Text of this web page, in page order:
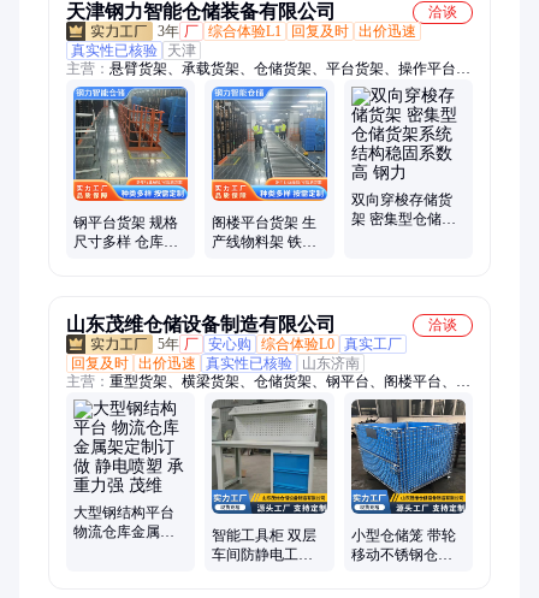
天津钢力智能仓储装备有限公司
洽谈
3年 厂 综合体验L1 回复及时 出价迅速
真实性已核验
天津
主营： 悬臂货架、承载货架、仓储货架、平台货架、操作平台、
阁楼平台式货架、钢制平台、伸缩货架、阁楼货架、层板货架、
钢制托盘、横梁货架、阁楼货物架、阁楼重型货架、阁楼钢制货
架、阁楼堆垛货架、阁楼多层货架、自重轻垂直动线、横梁式重
型货架、重型横梁货架、两向穿梭车货架、四向穿梭车货架、窄
巷道货架、双深位货架、贯通货架
钢平台货架 规格
尺寸多样 仓库货
阁楼平台货架 生
产线物料架 铁路
双向穿梭存储货
架 密集型仓储货
山东茂维仓储设备制造有限公司
洽谈
5年 厂 安心购 综合体验L0 真实工厂
回复及时 出价迅速 真实性已核验
山东济南
主营： 重型货架、横梁货架、仓储货架、钢平台、阁楼平台、仓
库货架、货位货架、中型货架、阁楼货架、贯通货架、立体库货
架、悬臂货架、穿梭车货架、工作台、钳工工作台、防静电工作
台、重型工作台、托盘、钢托盘、镀锌钢托盘、仓储笼、巧固
架、堆垛架、重型仓储笼、重型工具柜
大型钢结构平台
物流仓库金属架
智能工具柜 双层
车间防静电工作
小型仓储笼 带轮
移动不锈钢仓储